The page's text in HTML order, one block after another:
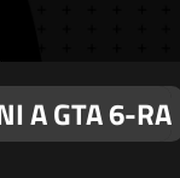
A GTA 6-RA